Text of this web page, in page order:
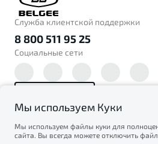
СЕРВИСЫ
Автомобили в наличии
Записаться на тест-драйв
Страхование
Техническое обслуживание
Калькулятор ТО
Руководство по эксплуатации
Технические акции
Масла и тех. жидкости
ПОДДЕРЖКА
Новости
Блог
Отзывы
Подписаться на новости
Служба клиентской поддержки
8 800 511 95 25
Социальные сети
© 2026 Belgee
Мы используем Куки
Мы используем файлы куки для
сайта. Вы всегда можете отключить